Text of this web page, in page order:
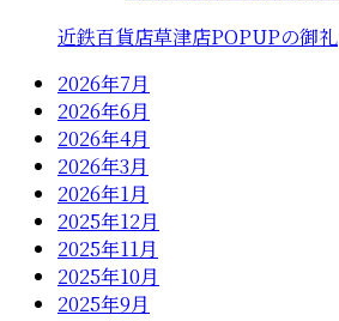
近鉄百貨店草津店POPUPの御礼
2026年7月
2026年6月
2026年4月
2026年3月
2026年1月
2025年12月
2025年11月
2025年10月
2025年9月